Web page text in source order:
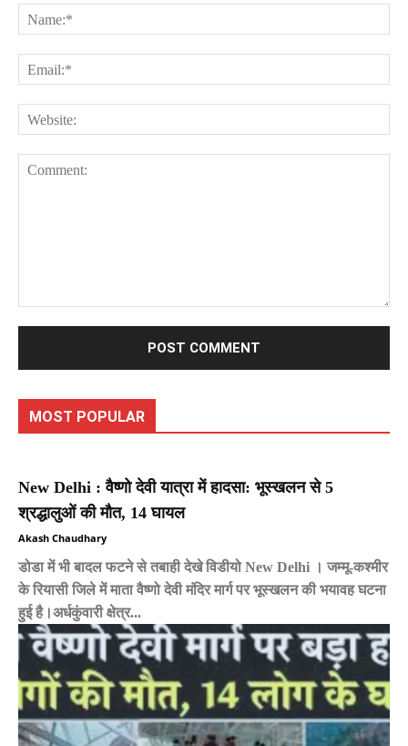
MOST POPULAR
New Delhi : वैष्णो देवी यात्रा में हादसा: भूस्खलन से 5
श्रद्धालुओं की मौत, 14 घायल
Akash Chaudhary
डोडा में भी बादल फटने से तबाही देखे विडीयो New Delhi । जम्मू-कश्मीर
के रियासी जिले में माता वैष्णो देवी मंदिर मार्ग पर भूस्खलन की भयावह घटना
हुई है।अर्धकुंवारी क्षेत्र...